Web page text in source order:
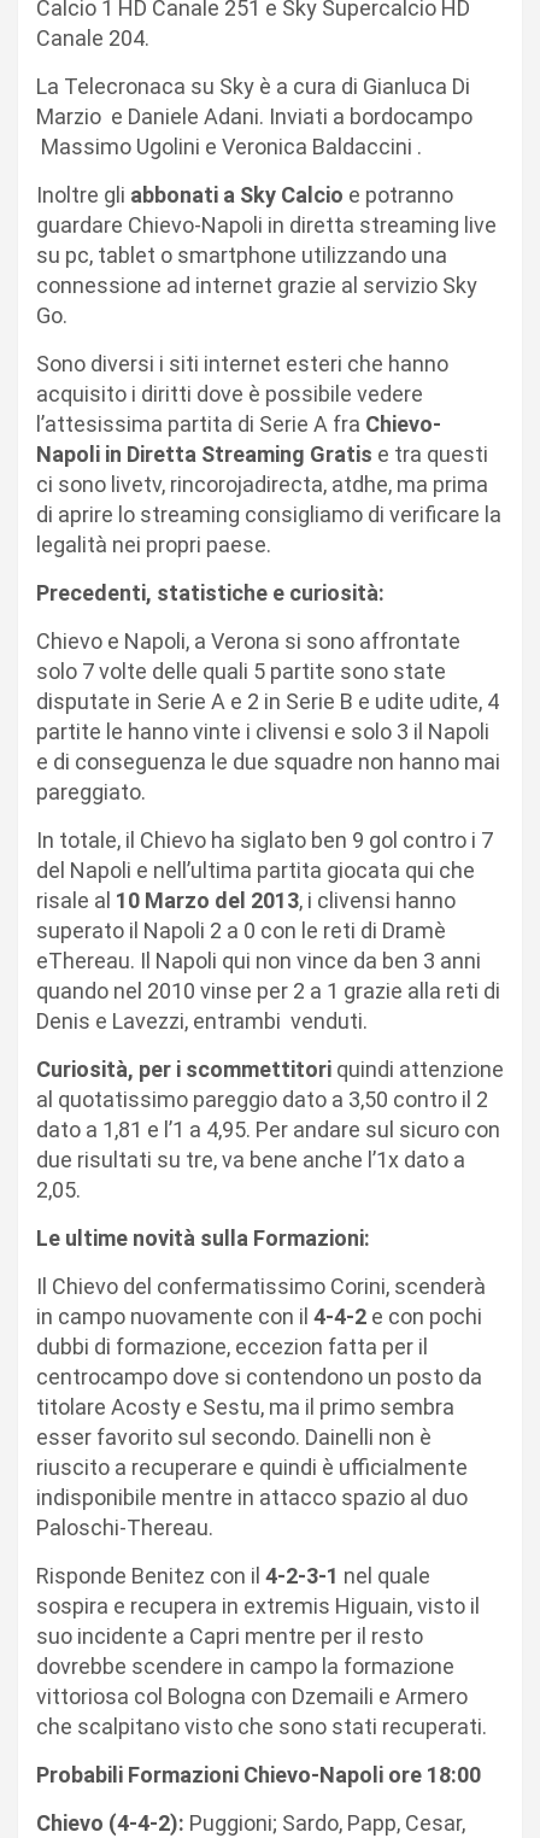
Calcio 1 HD Canale 251 e Sky Supercalcio HD
Canale 204.
La Telecronaca su Sky è a cura di Gianluca Di
Marzio e Daniele Adani. Inviati a bordocampo
Massimo Ugolini e Veronica Baldaccini .
Inoltre gli abbonati a Sky Calcio e potranno
guardare Chievo-Napoli in diretta streaming live
su pc, tablet o smartphone utilizzando una
connessione ad internet grazie al servizio Sky
Go.
Sono diversi i siti internet esteri che hanno
acquisito i diritti dove è possibile vedere
l’attesissima partita di Serie A fra Chievo-
Napoli in Diretta Streaming Gratis e tra questi
ci sono livetv, rincorojadirecta, atdhe, ma prima
di aprire lo streaming consigliamo di verificare la
legalità nei propri paese.
Precedenti, statistiche e curiosità:
Chievo e Napoli, a Verona si sono affrontate
solo 7 volte delle quali 5 partite sono state
disputate in Serie A e 2 in Serie B e udite udite, 4
partite le hanno vinte i clivensi e solo 3 il Napoli
e di conseguenza le due squadre non hanno mai
pareggiato.
In totale, il Chievo ha siglato ben 9 gol contro i 7
del Napoli e nell’ultima partita giocata qui che
risale al 10 Marzo del 2013, i clivensi hanno
superato il Napoli 2 a 0 con le reti di Dramè
eThereau. Il Napoli qui non vince da ben 3 anni
quando nel 2010 vinse per 2 a 1 grazie alla reti di
Denis e Lavezzi, entrambi venduti.
Curiosità, per i scommettitori quindi attenzione
al quotatissimo pareggio dato a 3,50 contro il 2
dato a 1,81 e l’1 a 4,95. Per andare sul sicuro con
due risultati su tre, va bene anche l’1x dato a
2,05.
Le ultime novità sulla Formazioni:
Il Chievo del confermatissimo Corini, scenderà
in campo nuovamente con il 4-4-2 e con pochi
dubbi di formazione, eccezion fatta per il
centrocampo dove si contendono un posto da
titolare Acosty e Sestu, ma il primo sembra
esser favorito sul secondo. Dainelli non è
riuscito a recuperare e quindi è ufficialmente
indisponibile mentre in attacco spazio al duo
Paloschi-Thereau.
Risponde Benitez con il 4-2-3-1 nel quale
sospira e recupera in extremis Higuain, visto il
suo incidente a Capri mentre per il resto
dovrebbe scendere in campo la formazione
vittoriosa col Bologna con Dzemaili e Armero
che scalpitano visto che sono stati recuperati.
Probabili Formazioni Chievo-Napoli ore 18:00
Chievo (4-4-2): Puggioni; Sardo, Papp, Cesar,